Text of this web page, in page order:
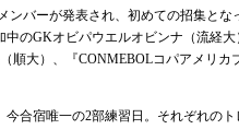
ンバーが発表され、初めての招集とな
中のGKオビパウエルオビンナ（流経
順大）、『CONMEBOLコパアメリカ
合宿唯一の2部練習日。それぞれの